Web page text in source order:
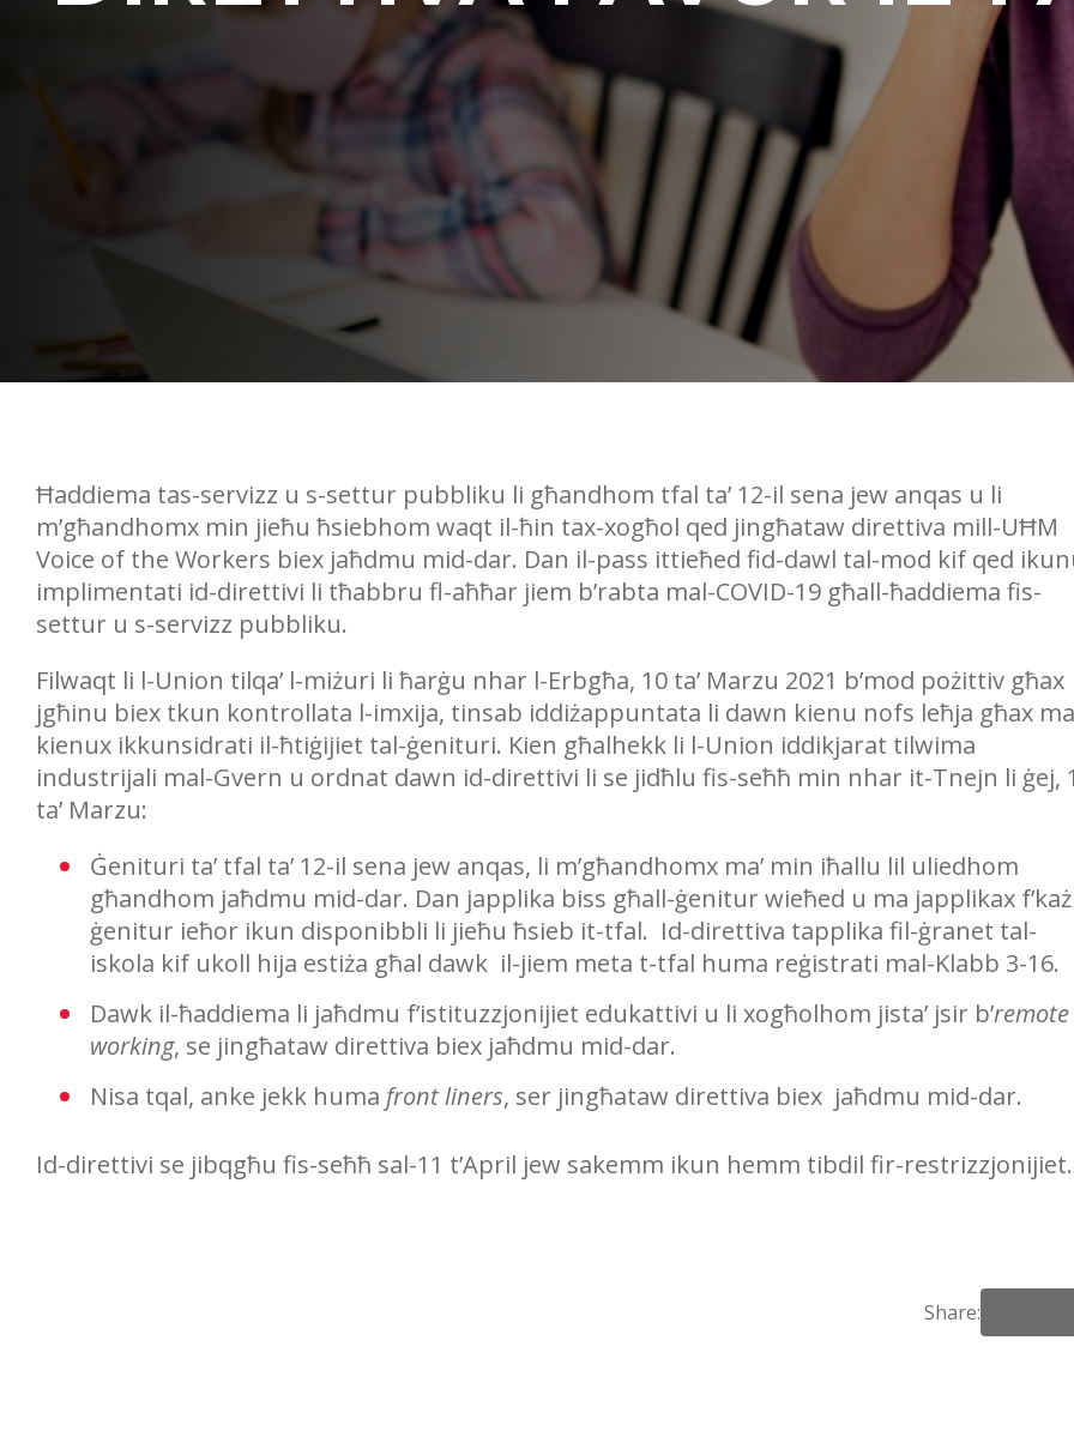
Ħaddiema tas-servizz u s-settur pubbliku li għandhom tfal ta’ 12-il sena jew anqas u li
m’għandhomx min jieħu ħsiebhom waqt il-ħin tax-xogħol qed jingħataw direttiva mill-UĦM
Voice of the Workers biex jaħdmu mid-dar. Dan il-pass ittieħed fid-dawl tal-mod kif qed
implimentati id-direttivi li tħabbru fl-aħħar jiem b’rabta mal-COVID-19 għall-ħaddiema fis-
settur u s-servizz pubbliku.
Filwaqt li l-Union tilqa’ l-miżuri li ħarġu nhar l-Erbgħa, 10 ta’ Marzu 2021 b’mod pożittiv għax
jgħinu biex tkun kontrollata l-imxija, tinsab iddiżappuntata li dawn kienu nofs leħja għax ma
kienux ikkunsidrati il-ħtiġijiet tal-ġenituri. Kien għalhekk li l-Union iddikjarat tilwima
industrijali mal-Gvern u ordnat dawn id-direttivi li se jidħlu fis-seħħ min nhar it-Tnejn li ġej,
ta’ Marzu:
Ġenituri ta’ tfal ta’ 12-il sena jew anqas, li m’għandhomx ma’ min iħallu lil uliedhom
għandhom jaħdmu mid-dar. Dan japplika biss għall-ġenitur wieħed u ma japplikax
ġenitur ieħor ikun disponibbli li jieħu ħsieb it-tfal. Id-direttiva tapplika fil-ġranet tal-
iskola kif ukoll hija estiża għal dawk il-jiem meta t-tfal huma reġistrati mal-Klabb 3-16.
Dawk il-ħaddiema li jaħdmu f’istituzzjonijiet edukattivi u li xogħolhom jista’ jsir b’remote
working, se jingħataw direttiva biex jaħdmu mid-dar.
Nisa tqal, anke jekk huma front liners, ser jingħataw direttiva biex jaħdmu mid-dar.
Id-direttivi se jibqgħu fis-seħħ sal-11 t’April jew sakemm ikun hemm tibdil fir-restrizzjonijiet.
Share: